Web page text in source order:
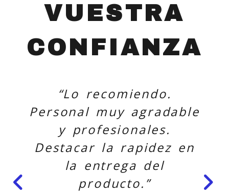
VUESTRA
CONFIANZA
“Lo recomiendo.
Personal muy agradable
y profesionales.
Destacar la rapidez en
la entrega del
producto.”